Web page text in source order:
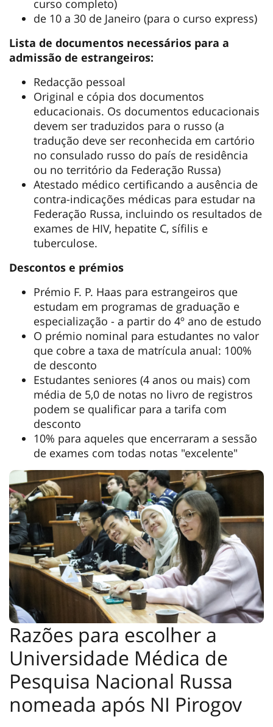
curso completo)
de 10 a 30 de Janeiro (para o curso express)
Lista de documentos necessários para a
admissão de estrangeiros:
Redacção pessoal
Original e cópia dos documentos
educacionais. Os documentos educacionais
devem ser traduzidos para o russo (a
tradução deve ser reconhecida em cartório
no consulado russo do país de residência
ou no território da Federação Russa)
Atestado médico certificando a ausência de
contra-indicações médicas para estudar na
Federação Russa, incluindo os resultados de
exames de HIV, hepatite C, sífilis e
tuberculose.
Descontos e prémios
Prémio F. P. Haas para estrangeiros que
estudam em programas de graduação e
especialização - a partir do 4º ano de estudo
O prémio nominal para estudantes no valor
que cobre a taxa de matrícula anual: 100%
de desconto
Estudantes seniores (4 anos ou mais) com
média de 5,0 de notas no livro de registros
podem se qualificar para a tarifa com
desconto
10% para aqueles que encerraram a sessão
de exames com todas notas "excelente"
Razões para escolher a
Universidade Médica de
Pesquisa Nacional Russa
nomeada após NI Pirogov